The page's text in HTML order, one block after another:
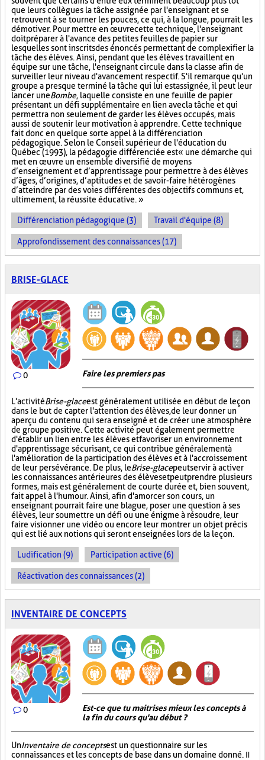
que leurs collègues la tâche assignée par l'enseignant et se
retrouvent à se tourner les pouces, ce qui, à la longue, pourrait les
démotiver. Pour mettre en œuvre cette technique, l'enseignant
doit préparer à l'avance des petites feuilles de papier sur
lesquelles sont inscrits des énoncés permettant de complexifier la
tâche des élèves. Ainsi, pendant que les élèves travaillent en
équipe sur une tâche, l'enseignant circule dans la classe afin de
surveiller leur niveau d'avancement respectif. S'il remarque qu'un
groupe a presque terminé la tâche qui lui est assignée, il peut leur
lancer uneBombe, laquelle consiste en une feuille de papier
présentant un défi supplémentaire en lien avec la tâche et qui
permettra non seulement de garder les élèves occupés, mais
aussi de soutenir leur motivation à apprendre. Cette technique
fait donc en quelque sorte appel à la différenciation
pédagogique. Selon le Conseil supérieur de l'éducation du
Québec (1993), la pédagogie différenciée est « une démarche qui
met en œuvre un ensemble diversifié de moyens
d’enseignement et d’apprentissage pour permettre à des élèves
d’âges, d’origines, d’aptitudes et de savoir-faire hétérogènes
d’atteindre par des voies différentes des objectifs communs et,
ultimement, la réussite éducative. »
Différenciation pédagogique (3) Travail d'équipe (8)
Approfondissement des connaissances (17)
BRISE-GLACE
0 Faire les premiers pas
L'activitéBrise-glaceest généralement utilisée en début de leçon
dans le but de capter l'attention des élèves, de leur donner un
aperçu du contenu qui sera enseigné et de créer une atmosphère
de groupe positive. Cette activité peut également permettre
d'établir un lien entre les élèves et favoriser un environnement
d'apprentissage sécurisant, ce qui contribue généralement à
l'amélioration de la participation des élèves et à l'accroissement
de leur persévérance. De plus, leBrise-glacepeut servir à activer
les connaissances antérieures des élèves et peut prendre plusieurs
formes, mais est généralement de courte durée et, bien souvent,
fait appel à l'humour. Ainsi, afin d'amorcer son cours, un
enseignant pourrait faire une blague, poser une question à ses
élèves, leur soumettre un défi ou une énigme à résoudre, leur
faire visionner une vidéo ou encore leur montrer un objet précis
qui est lié aux notions qui seront enseignées lors de la leçon.
Ludification (9) Participation active (6)
Réactivation des connaissances (2)
INVENTAIRE DE CONCEPTS
0
Est-ce que tu maitrises mieux les concepts à
la fin du cours qu'au début ?
UnInventaire de conceptsest un questionnaire sur les
connaissances et les concepts de base dans un domaine donné. Il